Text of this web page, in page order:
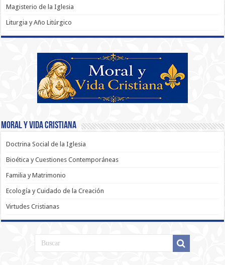
Magisterio de la Iglesia
Liturgia y Año Litúrgico
Moral y Vida Cristiana
Doctrina Social de la Iglesia
Bioética y Cuestiones Contemporáneas
Familia y Matrimonio
Ecología y Cuidado de la Creación
Virtudes Cristianas